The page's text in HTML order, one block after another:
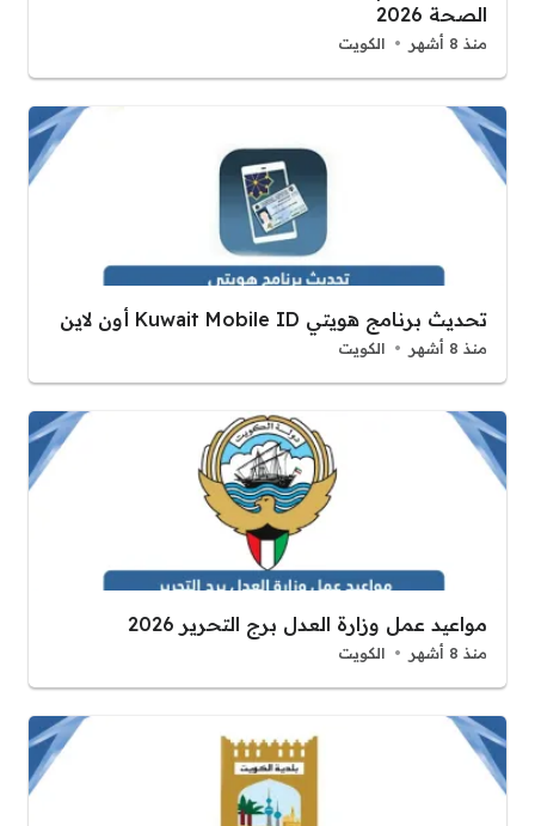
الصحة 2026
منذ 8 أشهر الكويت
تحديث برنامج هويتي Kuwait Mobile ID أون لاين
منذ 8 أشهر الكويت
مواعيد عمل وزارة العدل برج التحرير 2026
منذ 8 أشهر الكويت